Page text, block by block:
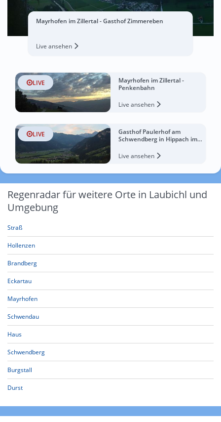
Mayrhofen im Zillertal - Gasthof Zimmereben
Live ansehen
LIVE
Mayrhofen im Zillertal -
Penkenbahn
Live ansehen
LIVE
Gasthof Paulerhof am
Schwendberg in Hippach im
Live ansehen
Regenradar für weitere Orte in Laubichl und
Umgebung
Straß
Hollenzen
Brandberg
Eckartau
Mayrhofen
Schwendau
Haus
Schwendberg
Burgstall
Durst